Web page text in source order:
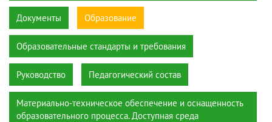
Документы Образование
Образовательные стандарты и требования
Руководство Педагогический состав
Материально-техническое обеспечение и оснащенность
образовательного процесса. Доступная среда